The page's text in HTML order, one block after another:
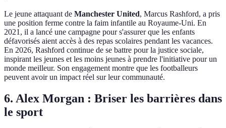
Le jeune attaquant de Manchester United, Marcus Rashford, a pris
une position ferme contre la faim infantile au Royaume-Uni. En
2021, il a lancé une campagne pour s'assurer que les enfants
défavorisés aient accès à des repas scolaires pendant les vacances.
En 2026, Rashford continue de se battre pour la justice sociale,
inspirant les jeunes et les moins jeunes à prendre l'initiative pour un
monde meilleur. Son engagement montre que les footballeurs
peuvent avoir un impact réel sur leur communauté.
6. Alex Morgan : Briser les barrières dans
le sport